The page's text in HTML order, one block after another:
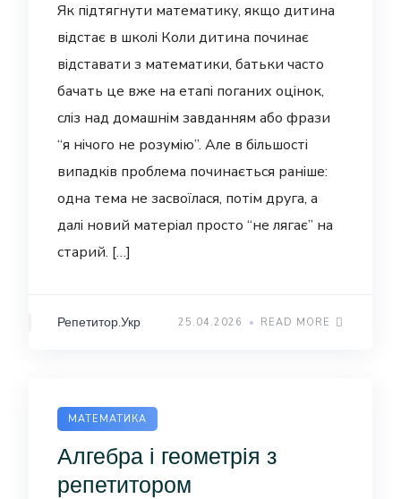
Як підтягнути математику, якщо дитина
відстає в школі Коли дитина починає
відставати з математики, батьки часто
бачать це вже на етапі поганих оцінок,
сліз над домашнім завданням або фрази
“я нічого не розумію”. Але в більшості
випадків проблема починається раніше:
одна тема не засвоїлася, потім друга, а
далі новий матеріал просто “не лягає” на
старий. […]
Репетитор.Укр 25.04.2026 READ MORE
МАТЕМАТИКА
Алгебра і геометрія з
репетитором